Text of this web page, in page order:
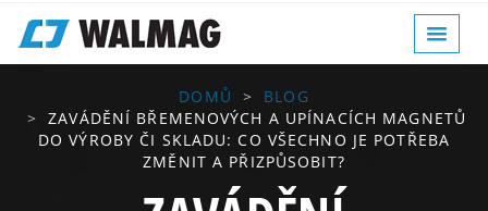
DOMŮ
BLOG
ZAVÁDĚNÍ BŘEMENOVÝCH A UPÍNACÍCH MAGNETŮ
DO VÝROBY ČI SKLADU: CO VŠECHNO JE POTŘEBA
ZMĚNIT A PŘIZPŮSOBIT?